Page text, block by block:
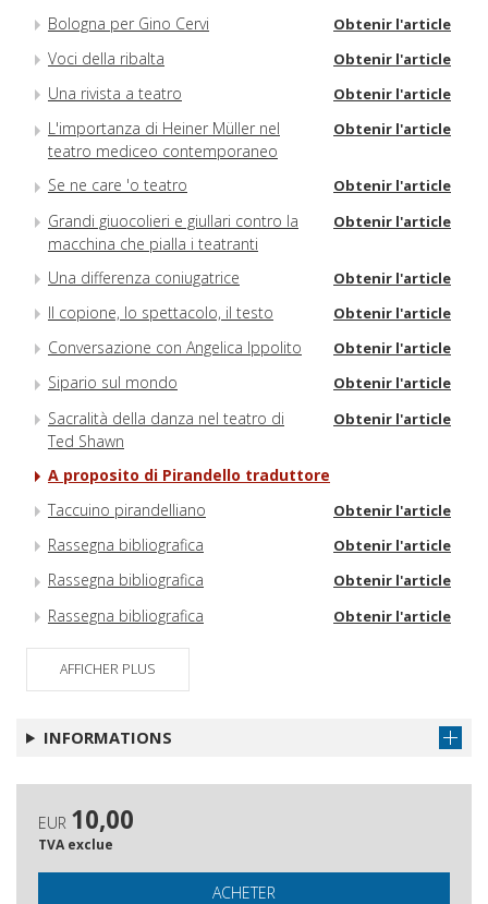
Bologna per Gino Cervi Obtenir l'article
Voci della ribalta Obtenir l'article
Una rivista a teatro Obtenir l'article
L'importanza di Heiner Müller nel
teatro mediceo contemporaneo
Obtenir l'article
Se ne care 'o teatro Obtenir l'article
Grandi giuocolieri e giullari contro la
macchina che pialla i teatranti
Obtenir l'article
Una differenza coniugatrice Obtenir l'article
Il copione, lo spettacolo, il testo Obtenir l'article
Conversazione con Angelica Ippolito Obtenir l'article
Sipario sul mondo Obtenir l'article
Sacralità della danza nel teatro di
Ted Shawn
Obtenir l'article
A proposito di Pirandello traduttore
Taccuino pirandelliano
Obtenir l'article
Rassegna bibliografica Obtenir l'article
Rassegna bibliografica Obtenir l'article
Rassegna bibliografica Obtenir l'article
Rassegna bibliografica
Rassegna bibliografica
AFFICHER PLUS
INFORMATIONS
EUR 10,00
TVA exclue
ACHETER